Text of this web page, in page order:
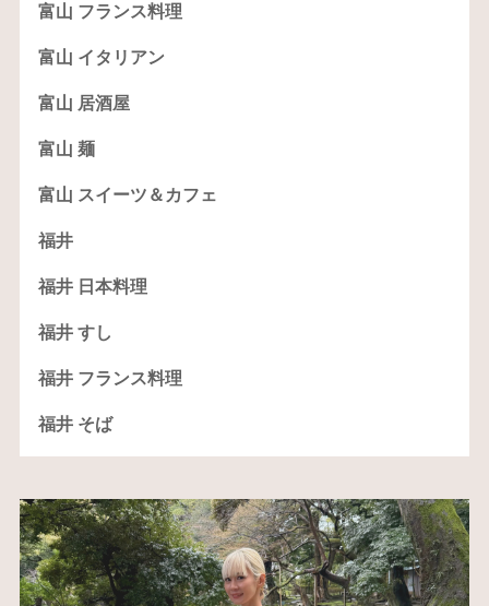
富山 フランス料理
富山 イタリアン
富山 居酒屋
富山 麺
富山 スイーツ＆カフェ
福井
福井 日本料理
福井 すし
福井 フランス料理
福井 そば